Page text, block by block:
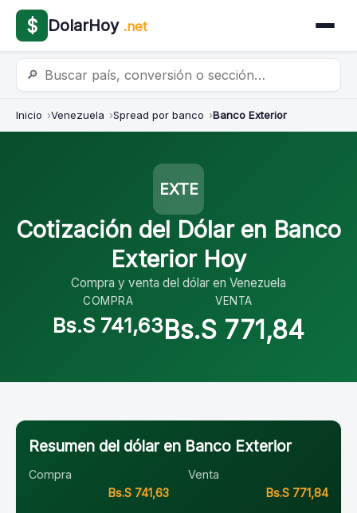
$ DolarHoy .net
🔎
Inicio Venezuela Spread por banco Banco Exterior
EXTE
Cotización del Dólar en Banco
Exterior Hoy
Compra y venta del dólar en Venezuela
COMPRA
Bs.S 741,63
VENTA
Bs.S 771,84
Resumen del dólar en Banco Exterior
Compra
Bs.S 741,63
Venta
Bs.S 771,84